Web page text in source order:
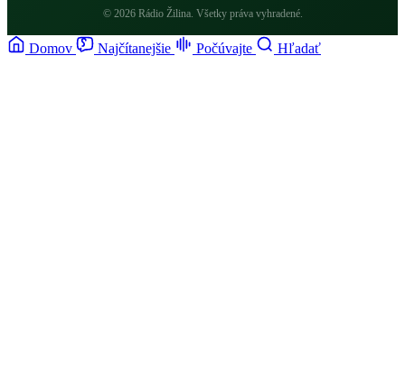
© 2026 Rádio Žilina. Všetky práva vyhradené.
Domov Najčítanejšie Počúvajte Hľadať